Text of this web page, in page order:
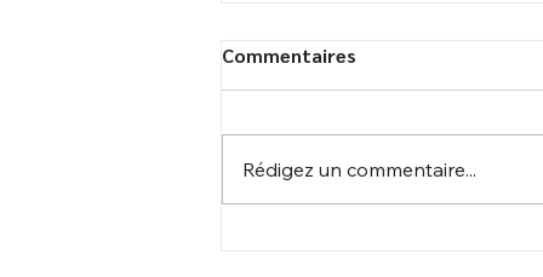
Commentaires
Rédigez un commentaire...